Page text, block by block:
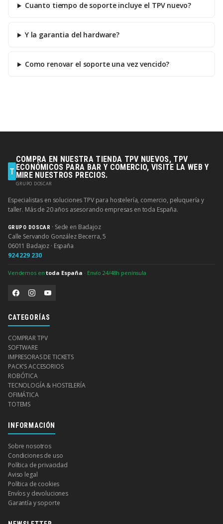
Cuanto tiempo de soporte incluye el TPV nuevo?
Y la garantia del hardware?
Como renovar el soporte una vez vencido?
T
COMPRA EN NUESTRA TIENDA TPV NUEVOS, TPV
ECONÓMICOS PARA BAR Y COMERCIO, VISITE LA WEB Y
MIRE NUESTROS PRECIOS.
GRUPO DOSCAR
Especialistas en soluciones TPV para hostelería, comercio, peluquería y
taller. Más de 20 años asesorando empresas en toda España.
GRUPO DOSCAR · Sede en Badajoz
Calle Servando González Becerra, 5
06011 Badajoz · España
924 229 230
Vendemos entoda España · Envío 24/48h península
CATEGORÍAS
COMPRAR TPV
SOFTWARE
IMPRESORAS DE TICKETS
PACK'S ACCESORIOS
ROBÓTICA
TECNOLOGÍA & HOSTELERÍA
OFIMÁTICA
TOTEMS
INFORMACIÓN
Sobre nosotros
Condiciones de uso
Política de privacidad
Aviso legal
Política de cookies
Envíos y devoluciones
Garantía y soporte